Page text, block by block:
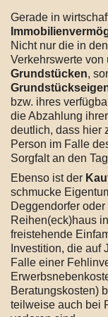
Gerade in
Nicht nur die in
Verkehrswerte von
Grundstücken,
bzw. ihres
die Abzahlung ihrer
deutlich, dass hier
Person im Falle
Sorgfalt an den
Ebenso ist der
schmucke
Deggendorfer
Reihen(eck)haus
freistehende
Investition, die auf
Falle einer
Beratungskosten)
teilweise auch bei